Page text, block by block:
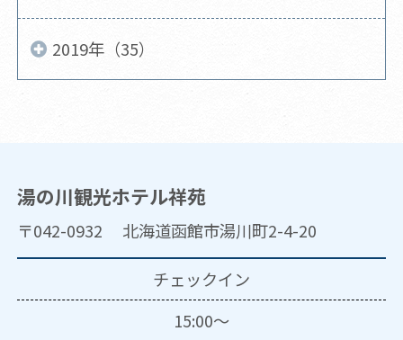
2019年（35）
湯の川観光ホテル祥苑
〒042-0932 北海道函館市湯川町2-4-20
チェックイン
15:00～